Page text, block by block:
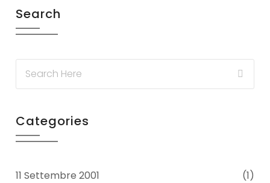
Search
Categories
11 Settembre 2001 (1)